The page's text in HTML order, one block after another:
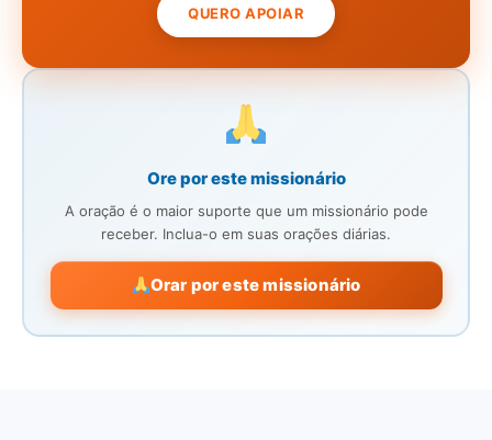
QUERO APOIAR
Ore por este missionário
A oração é o maior suporte que um missionário pode
receber. Inclua-o em suas orações diárias.
Orar por este missionário